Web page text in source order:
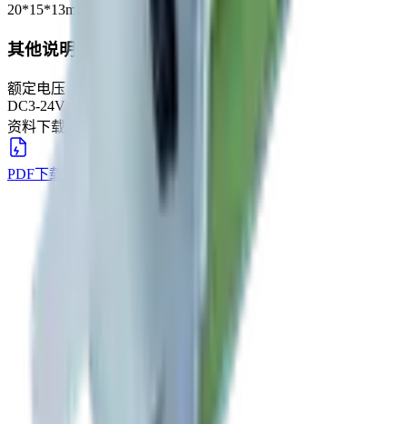
20*15*13mm
其他说明
额定电压（建议范围）
DC3-24V
资料下载
PDF下载